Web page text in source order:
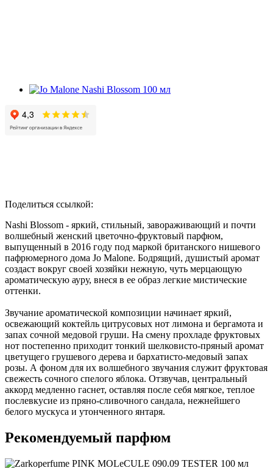
Поделиться ссылкой:
Nashi Blossom - яркий, стильный, завораживающий и почти
волшебный женский цветочно-фруктовый парфюм,
выпущенный в 2016 году под маркой британского нишевого
пафрюмерного дома Jo Malone. Бодрящий, душистый аромат
создаст вокруг своей хозяйки нежную, чуть мерцающую
ароматическую ауру, внеся в ее образ легкие мистические
оттенки.
Звучание ароматической композиции начинает яркий,
освежающий коктейль цитрусовых нот лимона и бергамота и
запах сочной медовой груши. На смену прохладе фруктовых
нот постепенно приходит тонкий шелковисто-пряный аромат
цветущего грушевого дерева и бархатисто-медовый запах
розы. А фоном для их волшебного звучания служит фруктовая
свежесть сочного спелого яблока. Отзвучав, центральный
аккорд медленно гаснет, оставляя после себя мягкое, теплое
послевкусие из пряно-сливочного сандала, нежнейшего
белого мускуса и утонченного янтаря.
Рекомендуемый парфюм